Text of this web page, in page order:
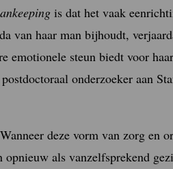
is dat het vaak
van haar man bijhoudt,
emotionele steun biedt voor
onderzoeker aan
deze vorm van zorg en
als vanzelfsprekend